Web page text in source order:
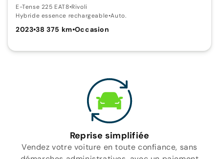
E-Tense 225 EAT8•Rivoli
Hybride essence rechargeable•Auto.
2023•38 375 km•Occasion
Reprise simplifiée
Vendez votre voiture en toute confiance, sans